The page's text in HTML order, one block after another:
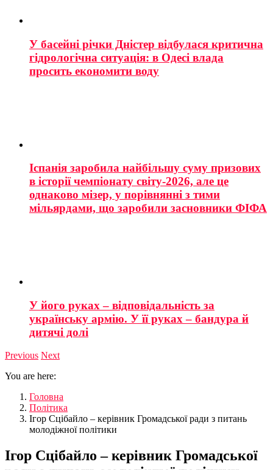
У басейні річки Дністер відбулася критична
гідрологічна ситуація: в Одесі влада
просить економити воду
Іспанія заробила найбільшу суму призових
в історії чемпіонату світу-2026, але це
однаково мізер, у порівнянні з тими
мільярдами, що заробили засновники ФІФА
У його руках – відповідальність за
українську армію. У її руках – бандура й
дитячі долі
Previous Next
You are here:
Головна
Політика
Ігор Сцібайло – керівник Громадської ради з питань
молодіжної політики
Ігор Сцібайло – керівник Громадської